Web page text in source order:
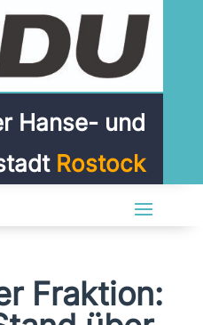
Hanse- und
Rostock
Fraktion: